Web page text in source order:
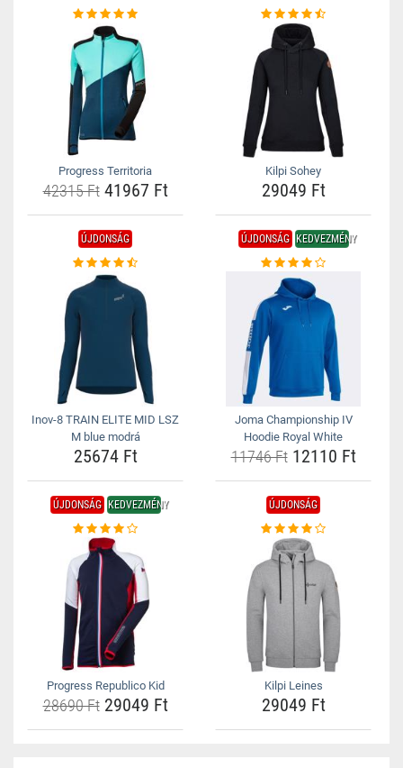
Progress Territoria
42315 Ft41967 Ft
Kilpi Sohey
29049 Ft
ÚJDONSÁG
Inov-8 TRAIN ELITE MID LSZ
M blue modrá
25674 Ft
ÚJDONSÁG KEDVEZMÉNY
Joma Championship IV
Hoodie Royal White
11746 Ft12110 Ft
ÚJDONSÁG KEDVEZMÉNY
Progress Republico Kid
28690 Ft29049 Ft
ÚJDONSÁG
Kilpi Leines
29049 Ft